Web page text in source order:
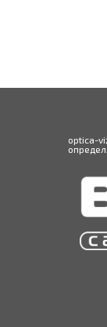
optica-